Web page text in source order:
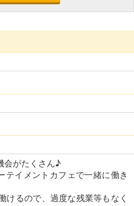
会がたくさん♪
テイメントカフェで一緒に働き
けるので、過度な残業等もなく